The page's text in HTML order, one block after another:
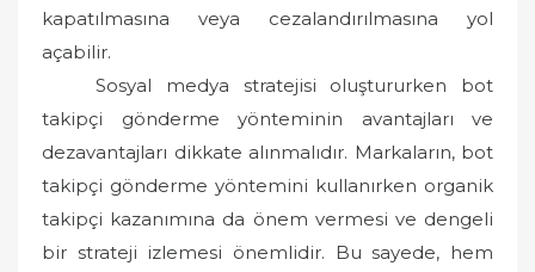
kapatılmasına veya cezalandırılmasına yol
açabilir.
Sosyal medya stratejisi oluştururken bot
takipçi gönderme yönteminin avantajları ve
dezavantajları dikkate alınmalıdır. Markaların, bot
takipçi gönderme yöntemini kullanırken organik
takipçi kazanımına da önem vermesi ve dengeli
bir strateji izlemesi önemlidir. Bu sayede, hem